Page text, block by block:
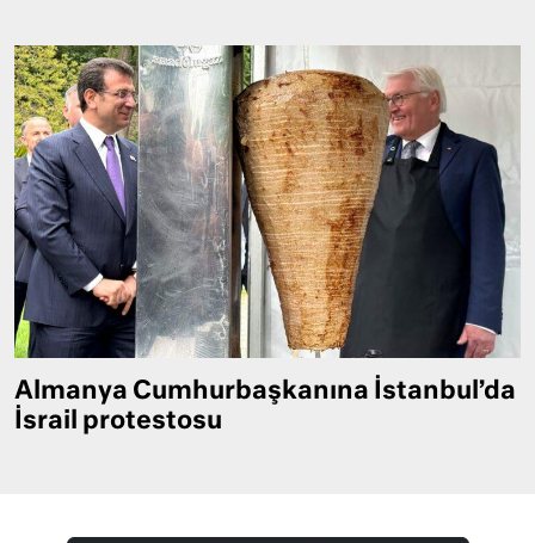
Almanya Cumhurbaşkanına İstanbul’da
İsrail protestosu